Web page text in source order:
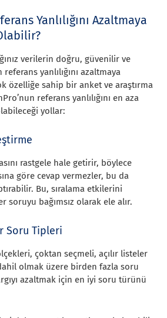
Yanlılığını Azaltmaya
verilerin doğru, güvenilir ve
referans yanlılığını azaltmaya
özelliğe sahip bir anket ve araştırma
referans yanlılığını en aza
yollar:
rastgele hale getirir, böylece
göre cevap vermezler, bu da
Bu, sıralama etkilerini
soruyu bağımsız olarak ele alır.
Soru Tipleri
çoktan seçmeli, açılır listeler
olmak üzere birden fazla soru
azaltmak için en iyi soru türünü